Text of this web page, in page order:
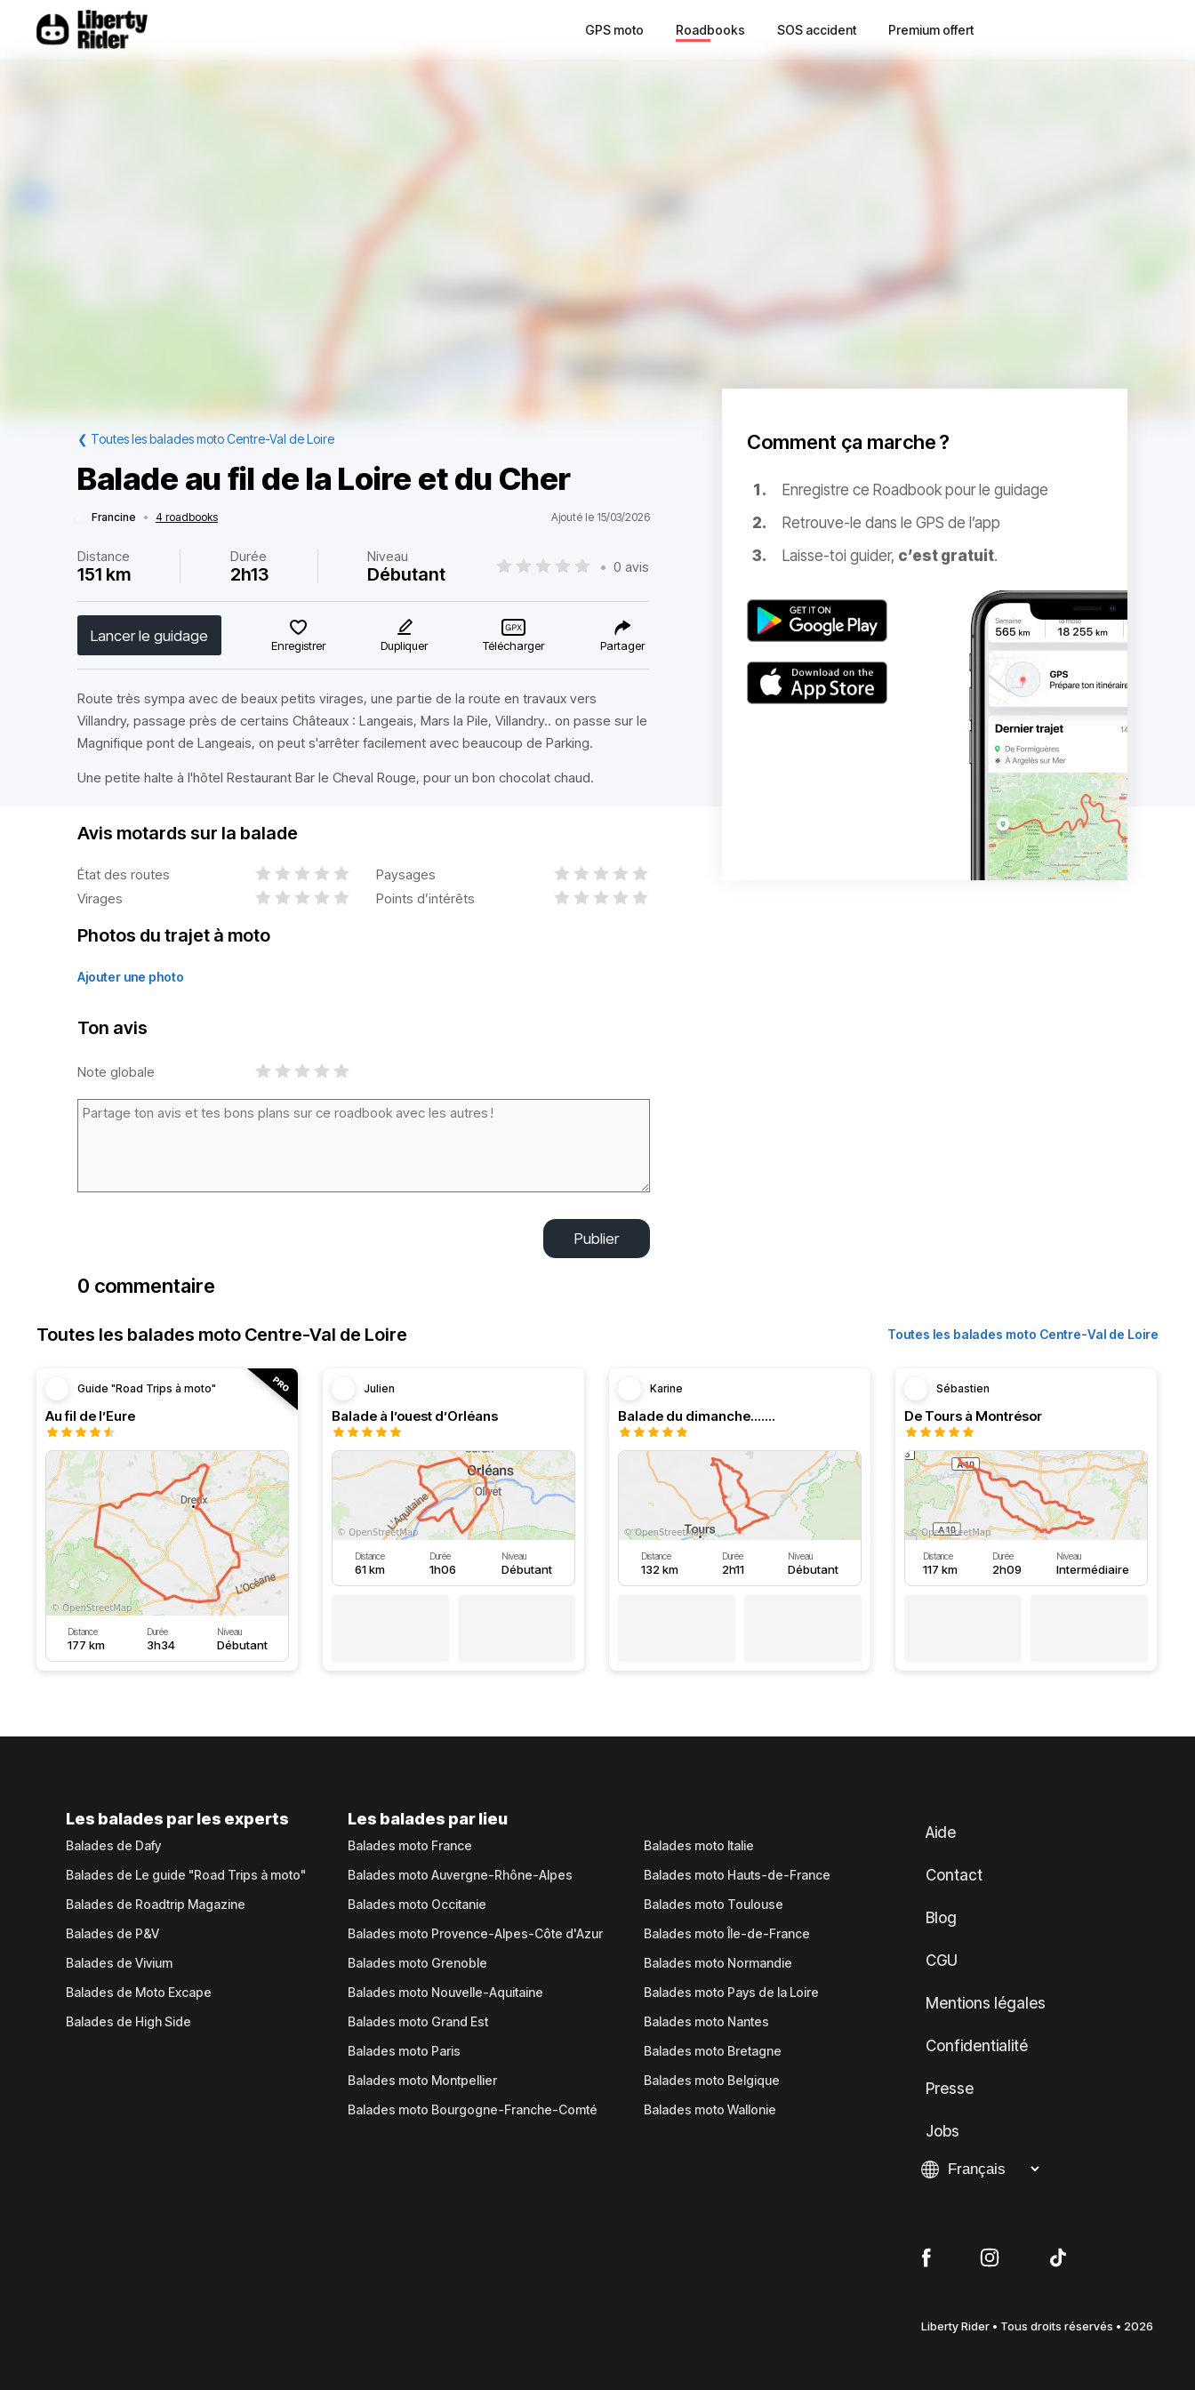
GPS moto Roadbooks SOS accident Premium offert
❮ Toutes les balades moto Centre-Val de Loire
Balade au fil de la Loire et du Cher
Francine • 4 roadbooks Ajouté le 15/03/2026
Distance
151 km
Durée
2h13
Niveau
Débutant • 0 avis
Lancer le guidage
Enregistrer Dupliquer Télécharger Partager
Route très sympa avec de beaux petits virages, une partie de la route en travaux vers
Villandry, passage près de certains Châteaux : Langeais, Mars la Pile, Villandry.. on passe sur le
Magnifique pont de Langeais, on peut s'arrêter facilement avec beaucoup de Parking.
Une petite halte à l'hôtel Restaurant Bar le Cheval Rouge, pour un bon chocolat chaud.
Comment ça marche ?
Enregistre ce Roadbook pour le guidage
Retrouve-le dans le GPS de l’app
Laisse-toi guider, c’est gratuit.
Avis motards sur la balade
État des routes
Paysages
Virages
Points d’intérêts
Photos du trajet à moto
Ajouter une photo
Ton avis
Note globale
Publier
0 commentaire
Toutes les balades moto Centre-Val de Loire Toutes les balades moto Centre-Val de Loire
Guide "Road Trips à moto"
Au fil de l’Eure
Distance
177 km
Durée
3h34
Niveau
Débutant
Julien
Balade à l’ouest d’Orléans
Distance
61 km
Durée
1h06
Niveau
Débutant
Karine
Balade du dimanche.......
Distance
132 km
Durée
2h11
Niveau
Débutant
Sébastien
De Tours à Montrésor
Distance
117 km
Durée
2h09
Niveau
Intermédiaire
Les balades par les experts
Balades de Dafy
Balades de Le guide "Road Trips à moto"
Balades de Roadtrip Magazine
Balades de P&V
Balades de Vivium
Balades de Moto Excape
Balades de High Side
Les balades par lieu
Balades moto France
Balades moto Auvergne-Rhône-Alpes
Balades moto Occitanie
Balades moto Provence-Alpes-Côte d'Azur
Balades moto Grenoble
Balades moto Nouvelle-Aquitaine
Balades moto Grand Est
Balades moto Paris
Balades moto Montpellier
Balades moto Bourgogne-Franche-Comté
Balades moto Italie
Balades moto Hauts-de-France
Balades moto Toulouse
Balades moto Île-de-France
Balades moto Normandie
Balades moto Pays de la Loire
Balades moto Nantes
Balades moto Bretagne
Balades moto Belgique
Balades moto Wallonie
Aide
Contact
Blog
CGU
Mentions légales
Confidentialité
Presse
Jobs
Liberty Rider • Tous droits réservés • 2026